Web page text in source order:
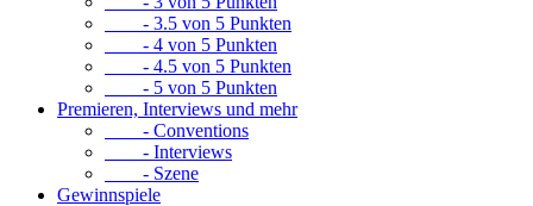
- 3.5 von 5 Punkten
- 4 von 5 Punkten
- 4.5 von 5 Punkten
- 5 von 5 Punkten
Premieren, Interviews und mehr
- Conventions
- Interviews
- Szene
Gewinnspiele